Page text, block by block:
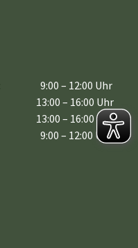
9:00 – 12:00 Uhr
13:00 – 16:00 Uhr
13:00 – 16:00 Uhr
9:00 – 12:00 Uhr